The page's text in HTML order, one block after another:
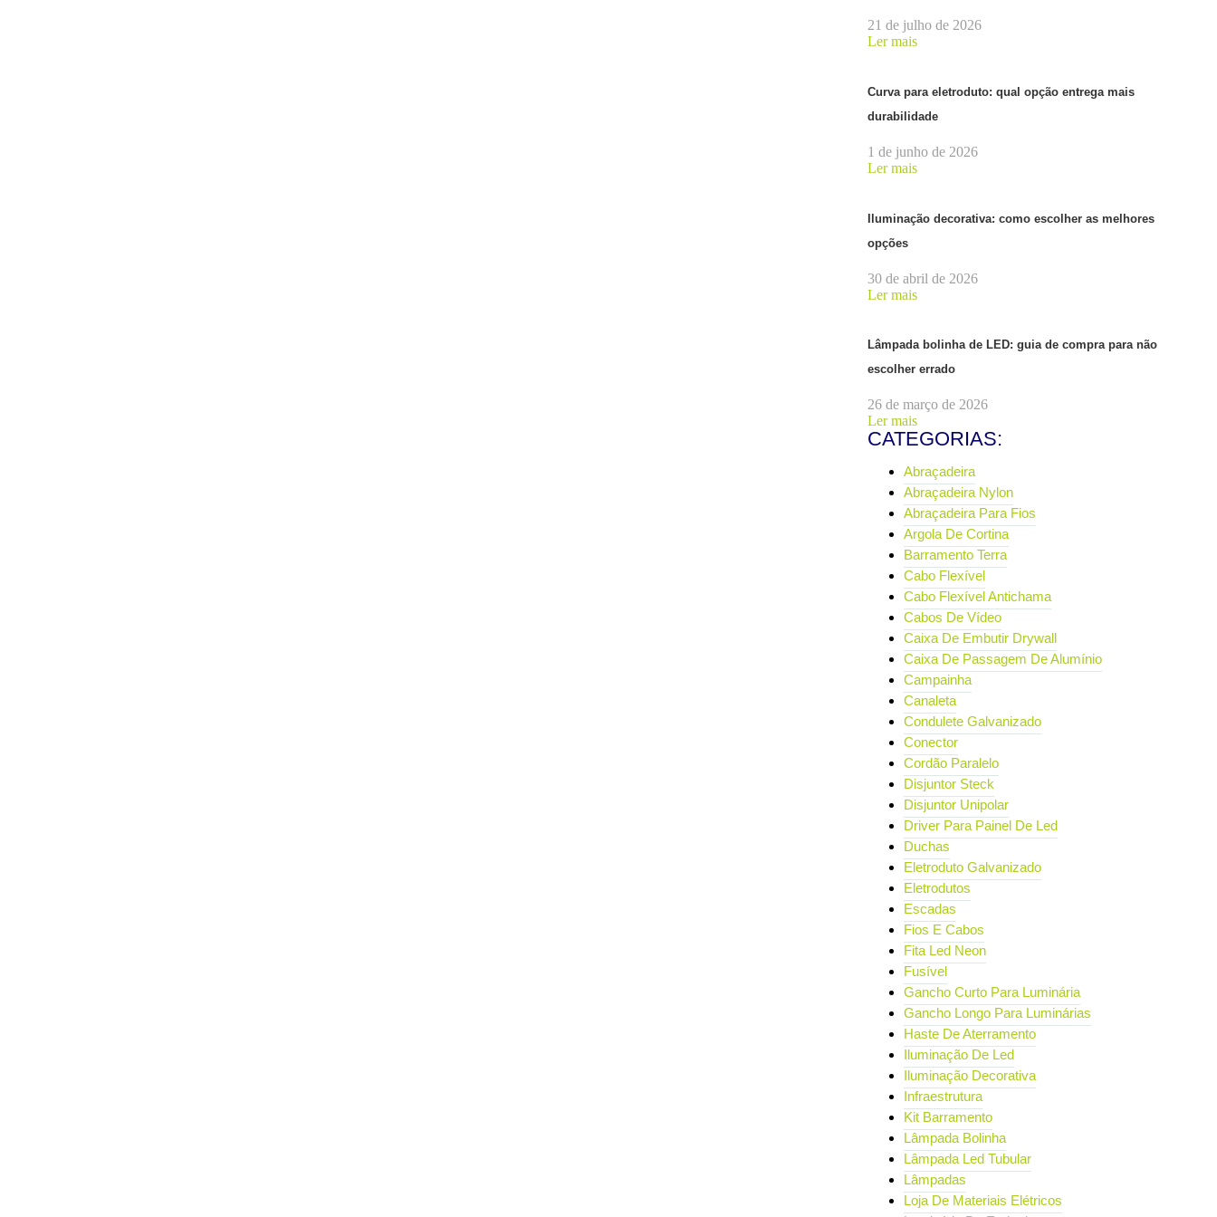
21 de julho de 2026
Ler mais
Curva para eletroduto: qual opção entrega mais
durabilidade
1 de junho de 2026
Ler mais
Iluminação decorativa: como escolher as melhores
opções
30 de abril de 2026
Ler mais
Lâmpada bolinha de LED: guia de compra para não
escolher errado
26 de março de 2026
Ler mais
CATEGORIAS:
Abraçadeira
Abraçadeira Nylon
Abraçadeira Para Fios
Argola De Cortina
Barramento Terra
Cabo Flexível
Cabo Flexível Antichama
Cabos De Vídeo
Caixa De Embutir Drywall
Caixa De Passagem De Alumínio
Campainha
Canaleta
Condulete Galvanizado
Conector
Cordão Paralelo
Disjuntor Steck
Disjuntor Unipolar
Driver Para Painel De Led
Duchas
Eletroduto Galvanizado
Eletrodutos
Escadas
Fios E Cabos
Fita Led Neon
Fusível
Gancho Curto Para Luminária
Gancho Longo Para Luminárias
Haste De Aterramento
Iluminação De Led
Iluminação Decorativa
Infraestrutura
Kit Barramento
Lâmpada Bolinha
Lâmpada Led Tubular
Lâmpadas
Loja De Materiais Elétricos